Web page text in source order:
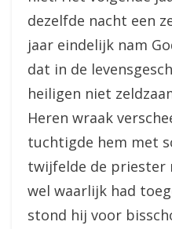
dezelfde nacht een
jaar eindelijk nam
dat in de
heiligen niet
Heren wraak
tuchtigde hem met
twijfelde de priester
wel waarlijk had
stond hij voor